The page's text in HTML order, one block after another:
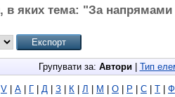
в яких тема: "За напрямами
Групувати за: Автори| Тип
V А Г Д З К Л М О Р С Т Ф